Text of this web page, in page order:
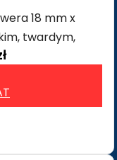
18 mm x
twardym,